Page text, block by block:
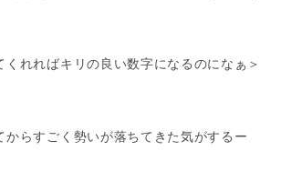
くれればキリの良い数字になるのになぁ＞
からすごく勢いが落ちてきた気がするー